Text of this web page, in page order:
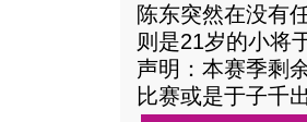
陈东突然在没有
则是21岁的小将
声明：本赛季剩
比赛或是于子千